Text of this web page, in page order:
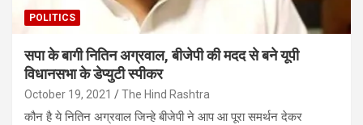
POLITICS
सपा के बागी नितिन अग्रवाल, बीजेपी की मदद से बने यूपी
विधानसभा के डेप्‍युटी स्‍पीकर
October 19, 2021 The Hind Rashtra
कौन है ये नितिन अग्रवाल जिन्हे बीजेपी ने आप आ पूरा समर्थन देकर